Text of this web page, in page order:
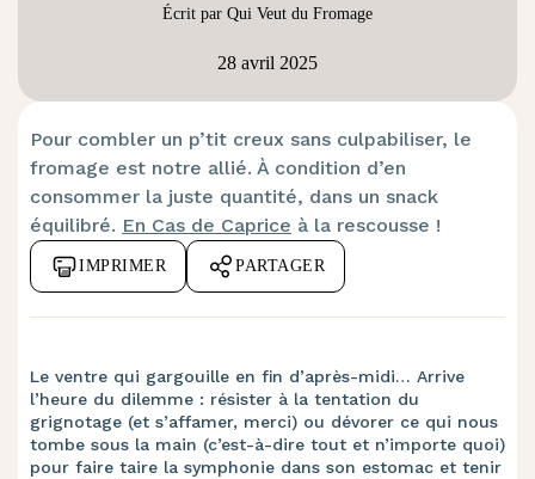
Écrit par Qui Veut du Fromage
28 avril 2025
Pour combler un p’tit creux sans culpabiliser, le
fromage est notre allié. À condition d’en
consommer la juste quantité, dans un snack
équilibré. En Cas de Caprice à la rescousse !
IMPRIMER PARTAGER
Le ventre qui gargouille en fin d’après-midi… Arrive
l’heure du dilemme : résister à la tentation du
grignotage (et s’affamer, merci) ou dévorer ce qui nous
tombe sous la main (c’est-à-dire tout et n’importe quoi)
pour faire taire la symphonie dans son estomac et tenir